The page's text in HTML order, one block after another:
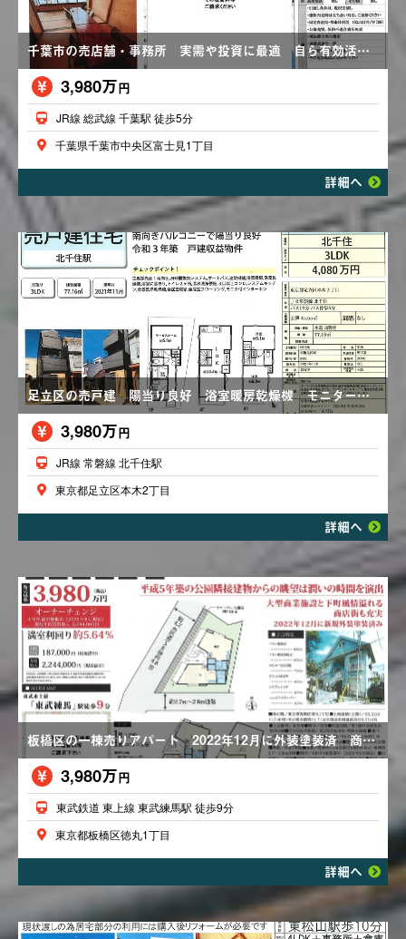
千葉市の売店舗・事務所 実需や投資に最適 自ら有効活用
3,980万円
JR線 総武線 千葉駅 徒歩5分
千葉県千葉市中央区富士見1丁目
詳細へ
足立区の売戸建 陽当り良好 浴室暖房乾燥機 モニター付きインターホン 価格変更あり4,080万円→3,980万円
3,980万円
JR線 常磐線 北千住駅
東京都足立区本木2丁目
詳細へ
板橋区の一棟売りアパート 2022年12月に外装塗装済 商店街も充実
3,980万円
東武鉄道 東上線 東武練馬駅 徒歩9分
東京都板橋区徳丸1丁目
詳細へ